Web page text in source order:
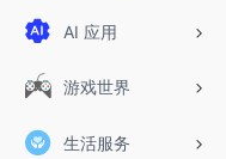
AI 应用
游戏世界
生活服务